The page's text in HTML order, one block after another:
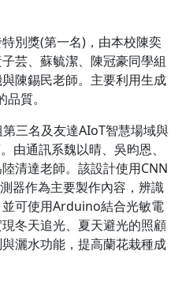
別獎(第一名)，由本校陳奕
芸、蘇毓潔、陳冠豪同學組
陳錫民老師。主要利用生成
質。
第三名及友達AIoT智慧場域與
由通訊系魏以晴、吳昀恩、
清達老師。該設計使用CNN
器作為主要製作內容，辨識
可使用Arduino結合光敏電
冬天追光、夏天避光的照顧
灑水功能，提高蘭花栽種成